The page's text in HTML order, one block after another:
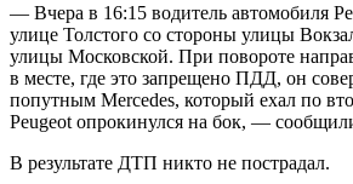
— Вчера в 16:15 водитель автомобиля
улице Толстого со стороны улицы
улицы Московской. При повороте
в месте, где это запрещено ПДД, он
попутным Mercedes, который ехал по
Peugeot опрокинулся на бок, —
В результате ДТП никто не пострадал.